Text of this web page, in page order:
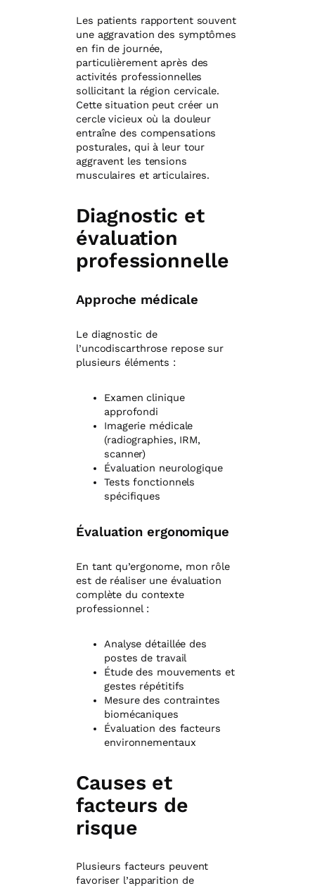
Les patients rapportent souvent
une aggravation des symptômes
en fin de journée,
particulièrement après des
activités professionnelles
sollicitant la région cervicale.
Cette situation peut créer un
cercle vicieux où la douleur
entraîne des compensations
posturales, qui à leur tour
aggravent les tensions
musculaires et articulaires.
Diagnostic et
évaluation
professionnelle
Approche médicale
Le diagnostic de
l’uncodiscarthrose repose sur
plusieurs éléments :
Examen clinique
approfondi
Imagerie médicale
(radiographies, IRM,
scanner)
Évaluation neurologique
Tests fonctionnels
spécifiques
Évaluation ergonomique
En tant qu’ergonome, mon rôle
est de réaliser une évaluation
complète du contexte
professionnel :
Analyse détaillée des
postes de travail
Étude des mouvements et
gestes répétitifs
Mesure des contraintes
biomécaniques
Évaluation des facteurs
environnementaux
Causes et
facteurs de
risque
Plusieurs facteurs peuvent
favoriser l’apparition de